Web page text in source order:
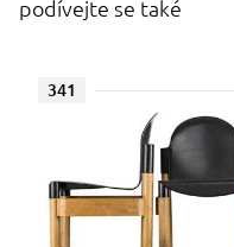
podívejte se také
341